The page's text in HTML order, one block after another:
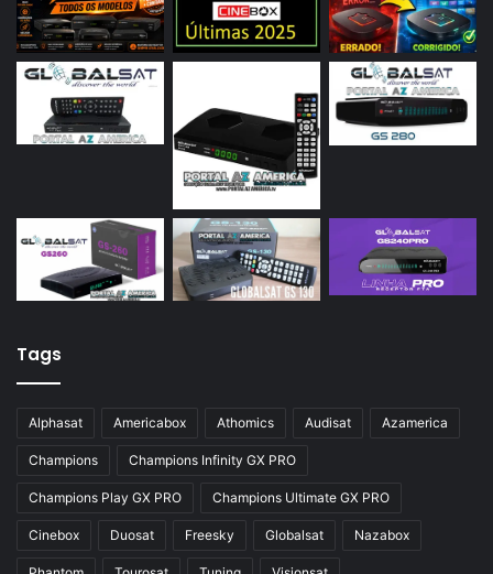
Tags
Alphasat Americabox Athomics Audisat Azamerica
Champions Champions Infinity GX PRO
Champions Play GX PRO Champions Ultimate GX PRO
Cinebox Duosat Freesky Globalsat Nazabox